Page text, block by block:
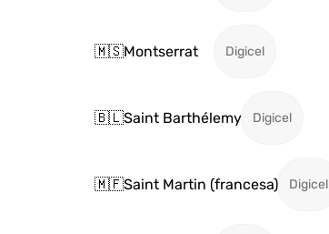
🇲🇸Montserrat Digicel
🇧🇱Saint Barthélemy Digicel
🇲🇫Saint Martin (francesa) Digicel